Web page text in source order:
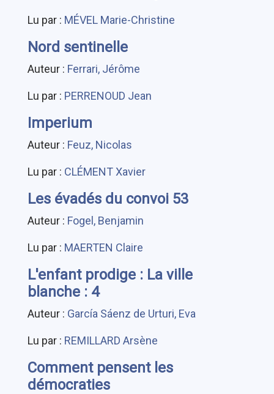
Lu par : MÉVEL Marie-Christine
Nord sentinelle
Auteur : Ferrari, Jérôme
Lu par : PERRENOUD Jean
Imperium
Auteur : Feuz, Nicolas
Lu par : CLÉMENT Xavier
Les évadés du convoi 53
Auteur : Fogel, Benjamin
Lu par : MAERTEN Claire
L'enfant prodige : La ville
blanche : 4
Auteur : García Sáenz de Urturi, Eva
Lu par : REMILLARD Arsène
Comment pensent les
démocraties